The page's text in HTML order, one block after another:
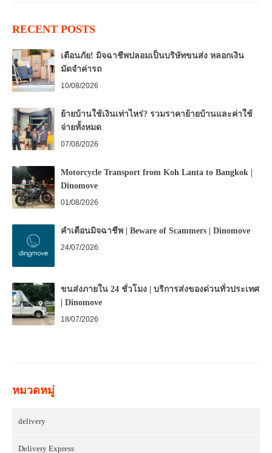
RECENT POSTS
เตือนภัย! มิจฉาชีพปลอมเป็นบริษัทขนส่ง หลอกเงิน
มัดจำค่ารถ
10/08/2026
ย้ายบ้านใช้เงินเท่าไหร่? รวมราคาย้ายบ้านและค่าใช้
จ่ายทั้งหมด
07/08/2026
Motorcycle Transport from Koh Lanta to Bangkok |
Dinomove
01/08/2026
คำเตือนมิจฉาชีพ | Beware of Scammers | Dinomove
24/07/2026
ขนส่งภายใน 24 ชั่วโมง | บริการส่งของด่วนทั่วประเทศ
| Dinomove
18/07/2026
หมวดหมู่
delivery
Delivery Express